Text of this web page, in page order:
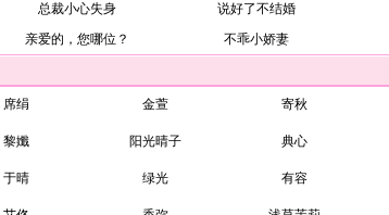
总裁小心失身 说好了不结婚
亲爱的，您哪位？ 不乖小娇妻
席绢 金萱 寄秋
黎孅 阳光晴子 典心
于晴 绿光 有容